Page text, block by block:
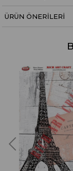
ÜRÜN ÖNERILERI